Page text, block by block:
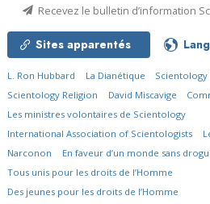
Recevez le bulletin d’information
Sites apparentés
L. Ron Hubbard La Dianétique
Scientology Religion
David Miscavige
Les ministres volontaires de Scientology
International Association of Scientologists
Narconon
En faveur d’un monde sans
Tous unis pour les droits de l’Homme
Des jeunes pour les droits de l’Homme